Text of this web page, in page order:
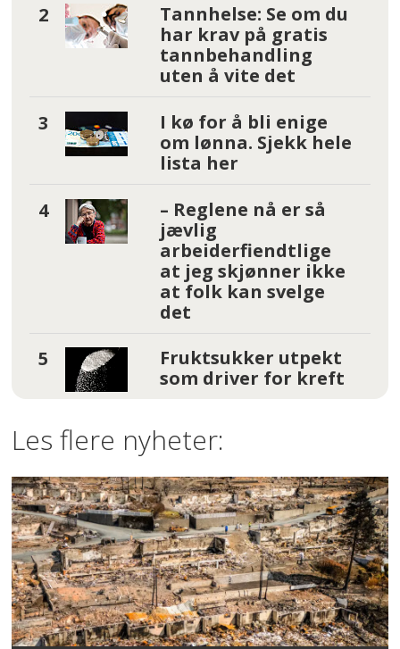
Tannhelse: Se om du
har krav på gratis
tannbehandling
uten å vite det
I kø for å bli enige
om lønna. Sjekk hele
lista her
– Reglene nå er så
jævlig
arbeiderfiendtlige
at jeg skjønner ikke
at folk kan svelge
det
Fruktsukker utpekt
som driver for kreft
Les flere nyheter: